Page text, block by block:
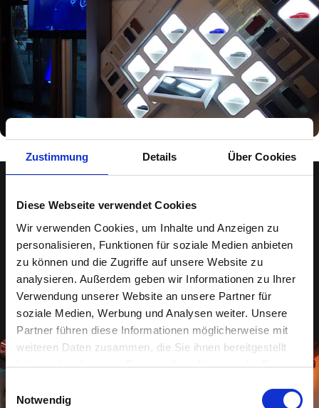
Zustimmung Details Über Cookies
Diese Webseite verwendet Cookies
Wir verwenden Cookies, um Inhalte und Anzeigen zu
personalisieren, Funktionen für soziale Medien anbieten
zu können und die Zugriffe auf unsere Website zu
analysieren. Außerdem geben wir Informationen zu Ihrer
Verwendung unserer Website an unsere Partner für
soziale Medien, Werbung und Analysen weiter. Unsere
Partner führen diese Informationen möglicherweise mit
weiteren Daten zusammen, die Sie ihnen bereitgestellt
haben oder die sie im Rahmen Ihrer Nutzung der Dienste
Notwendig
OPEL
Präsentation des AMPERA-E